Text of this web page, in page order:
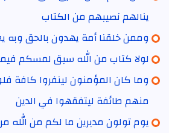
ينالهم نصيبهم من الكتاب
وممن خلقنا أمة يهدون بالحق وبه
لولا كتاب من الله سبق لمسكم
وما كان المؤمنون لينفروا كافة
منهم طائفة ليتفقهوا في الدين
يوم تولون مدبرين ما لكم من الله